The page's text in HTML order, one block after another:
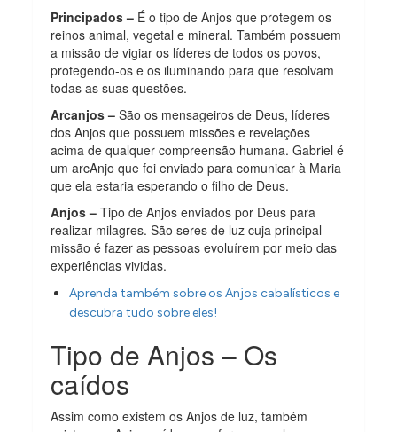
Principados – É o tipo de Anjos que protegem os
reinos animal, vegetal e mineral. Também possuem
a missão de vigiar os líderes de todos os povos,
protegendo-os e os iluminando para que resolvam
todas as suas questões.
Arcanjos – São os mensageiros de Deus, líderes
dos Anjos que possuem missões e revelações
acima de qualquer compreensão humana. Gabriel é
um arcAnjo que foi enviado para comunicar à Maria
que ela estaria esperando o filho de Deus.
Anjos – Tipo de Anjos enviados por Deus para
realizar milagres. São seres de luz cuja principal
missão é fazer as pessoas evoluírem por meio das
experiências vividas.
Aprenda também sobre os Anjos cabalísticos e
descubra tudo sobre eles!
Tipo de Anjos – Os
caídos
Assim como existem os Anjos de luz, também